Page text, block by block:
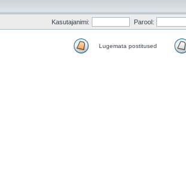
Kasutajanimi: Parool:
Lugemata postitused